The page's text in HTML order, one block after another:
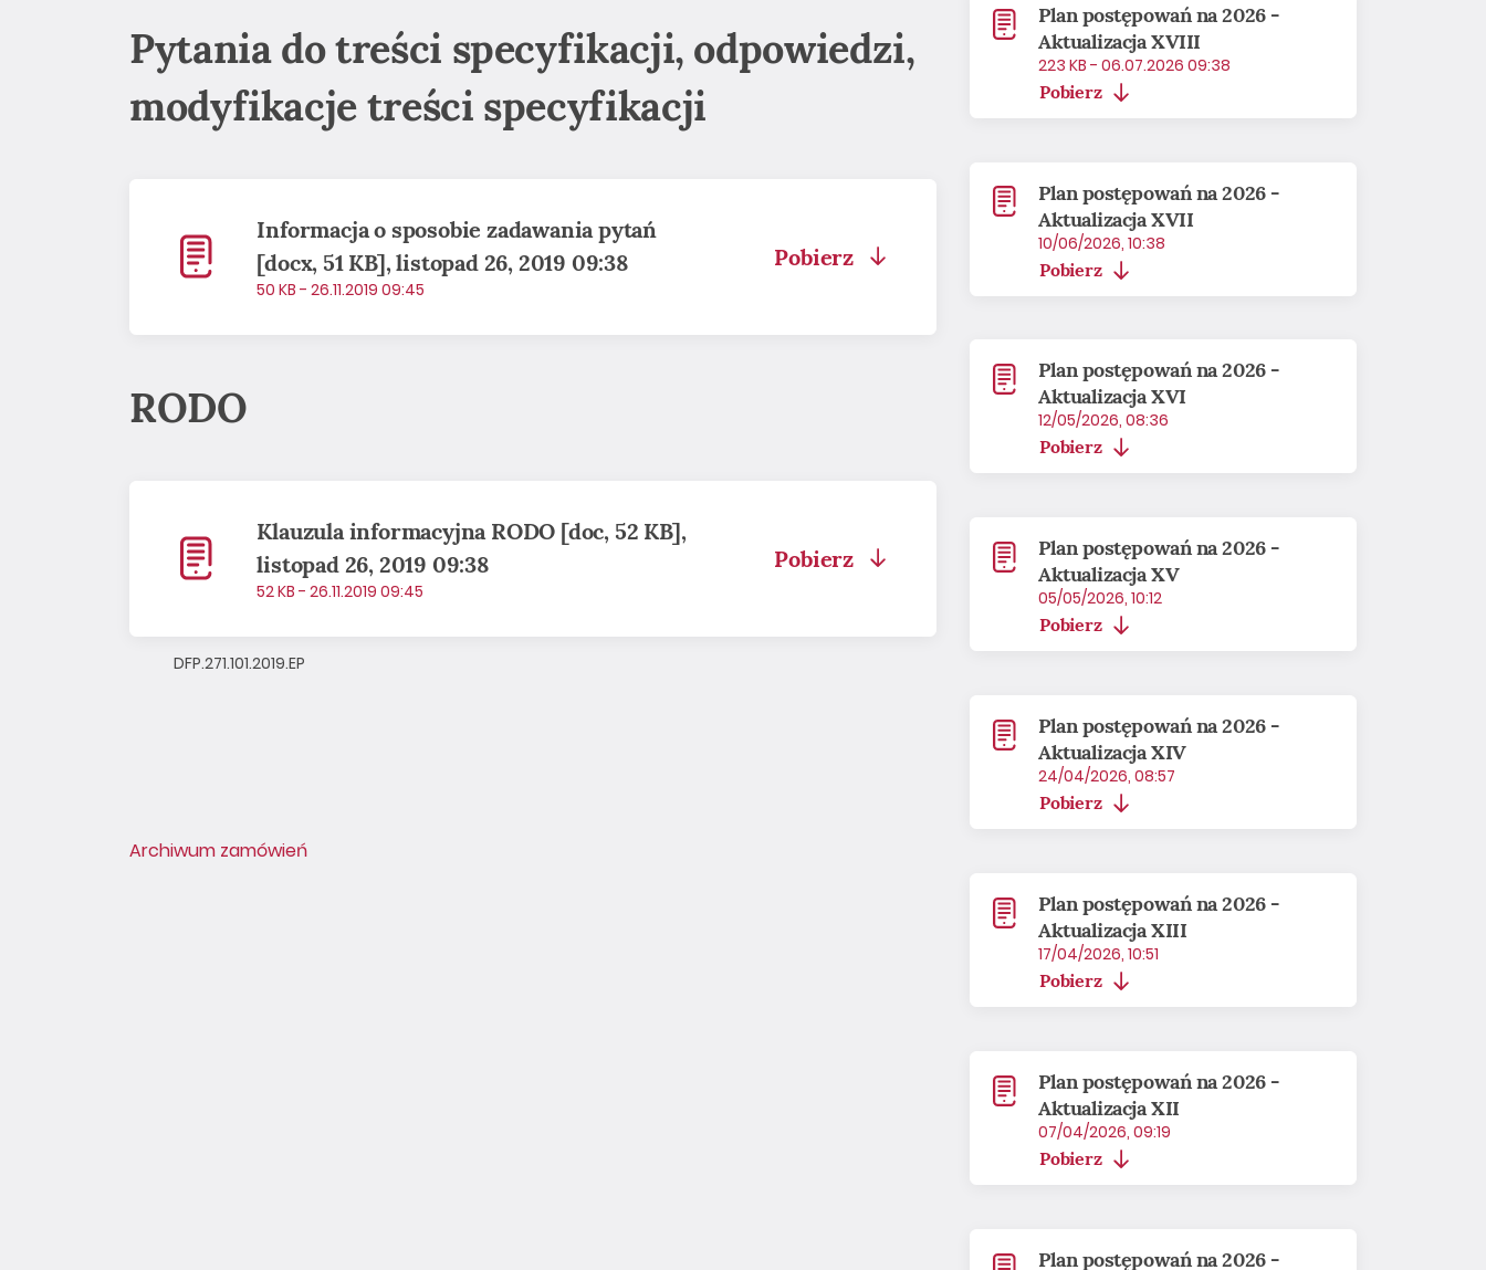
Pytania do treści specyfikacji, odpowiedzi,
modyfikacje treści specyfikacji
Informacja o sposobie zadawania pytań
[docx, 51 KB], listopad 26, 2019 09:38
50 KB - 26.11.2019 09:45
Pobierz
RODO
Klauzula informacyjna RODO [doc, 52 KB],
listopad 26, 2019 09:38
52 KB - 26.11.2019 09:45
Pobierz
DFP.271.101.2019.EP
Archiwum zamówień
Plan postępowań na 2026 -
Aktualizacja XVIII
223 KB - 06.07.2026 09:38
Pobierz
Plan postępowań na 2026 -
Aktualizacja XVII
10/06/2026, 10:38
Pobierz
Plan postępowań na 2026 -
Aktualizacja XVI
12/05/2026, 08:36
Pobierz
Plan postępowań na 2026 -
Aktualizacja XV
05/05/2026, 10:12
Pobierz
Plan postępowań na 2026 -
Aktualizacja XIV
24/04/2026, 08:57
Pobierz
Plan postępowań na 2026 -
Aktualizacja XIII
17/04/2026, 10:51
Pobierz
Plan postępowań na 2026 -
Aktualizacja XII
07/04/2026, 09:19
Pobierz
Plan postępowań na 2026 -